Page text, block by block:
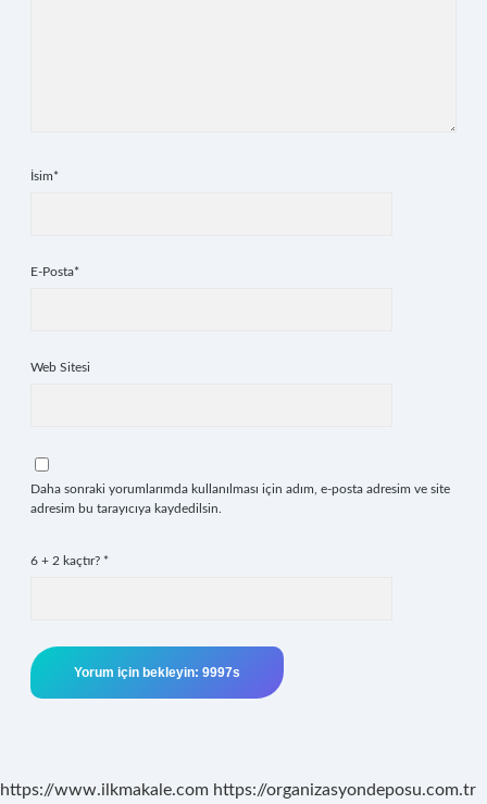
İsim*
E-Posta*
Web Sitesi
Daha sonraki yorumlarımda kullanılması için adım, e-posta adresim ve site
adresim bu tarayıcıya kaydedilsin.
6 + 2 kaçtır? *
https://www.ilkmakale.com https://organizasyondeposu.com.tr